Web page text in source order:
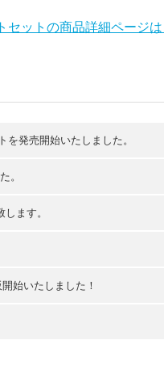
ットの商品詳細ページ
発売開始いたしました。
。
ます。
始いたしました！